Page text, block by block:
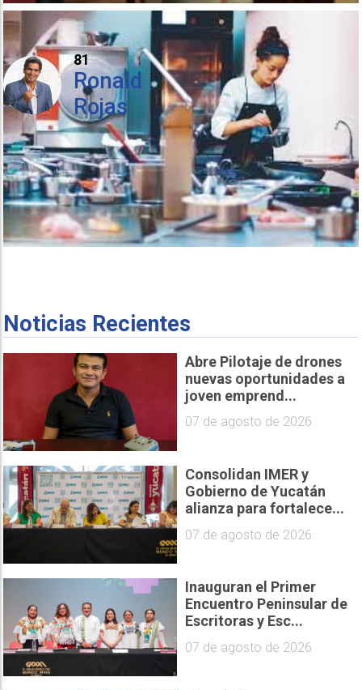
81
Ronald
Rojas
Noticias Recientes
Abre Pilotaje de drones
nuevas oportunidades a
joven emprend...
07 de agosto de 2026
Consolidan IMER y
Gobierno de Yucatán
alianza para fortalece...
07 de agosto de 2026
Inauguran el Primer
Encuentro Peninsular de
Escritoras y Esc...
07 de agosto de 2026